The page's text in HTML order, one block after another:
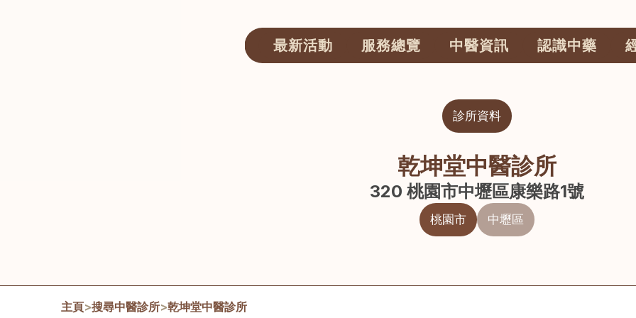
最新活動 服務總覽 中醫資訊 認識中藥
診所資料
乾坤堂中醫診所
320 桃園市中壢區康樂路1號
桃園市 中壢區
主頁>搜尋中醫診所>乾坤堂中醫診所